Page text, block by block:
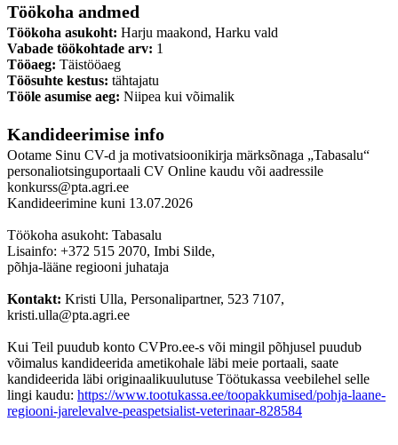
Töökoha andmed
Töökoha asukoht: Harju maakond, Harku vald
Vabade töökohtade arv: 1
Tööaeg: Täistööaeg
Töösuhte kestus: tähtajatu
Tööle asumise aeg: Niipea kui võimalik
Kandideerimise info
Ootame Sinu CV-d ja motivatsioonikirja märksõnaga „Tabasalu“
personaliotsinguportaali CV Online kaudu või aadressile
konkurss@pta.agri.ee
Kandideerimine kuni 13.07.2026
Töökoha asukoht: Tabasalu
Lisainfo: +372 515 2070, Imbi Silde,
põhja-lääne regiooni juhataja
Kontakt: Kristi Ulla, Personalipartner, 523 7107,
kristi.ulla@pta.agri.ee
Kui Teil puudub konto CVPro.ee-s või mingil põhjusel puudub
võimalus kandideerida ametikohale läbi meie portaali, saate
kandideerida läbi originaalikuulutuse Töötukassa veebilehel selle
lingi kaudu: https://www.tootukassa.ee/toopakkumised/pohja-laane-
regiooni-jarelevalve-peaspetsialist-veterinaar-828584